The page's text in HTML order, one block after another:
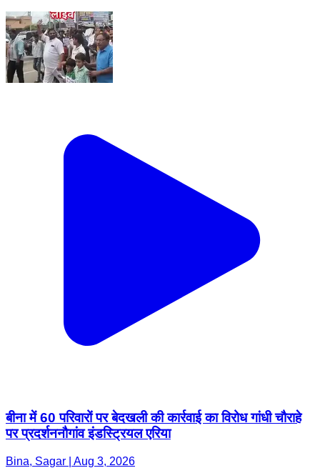
बीना में 60 परिवारों पर बेदखली की कार्रवाई का विरोध गांधी चौराहे
पर प्रदर्शननौगांव इंडस्ट्रियल एरिया
Bina, Sagar | Aug 3, 2026